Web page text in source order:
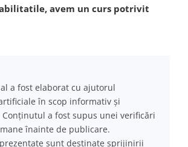
avem un curs potrivit
a fost elaborat cu ajutorul
în scop informativ și
a fost supus unei verificări
înainte de publicare.
sunt destinate sprijinirii